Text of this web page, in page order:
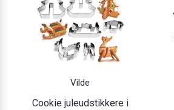
Vilde
Cookie juleudstikkere i